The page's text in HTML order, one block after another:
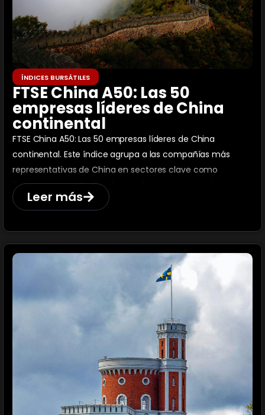
ÍNDICES BURSÁTILES
FTSE China A50: Las 50
empresas líderes de China
continental
FTSE China A50: Las 50 empresas líderes de China
continental. Este índice agrupa a las compañías más
representativas de China en sectores clave como
finanzas y tecnología, ofreciendo una ventana al
crecimiento económico de este país.
Leer más